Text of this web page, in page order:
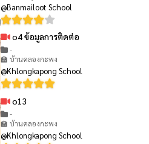
@Banmailoot School
o4 ข้อมูลการติดต่อ
-
🏫 บ้านคลองกะพง
@Khlongkapong School
o13
-
🏫 บ้านคลองกะพง
@Khlongkapong School